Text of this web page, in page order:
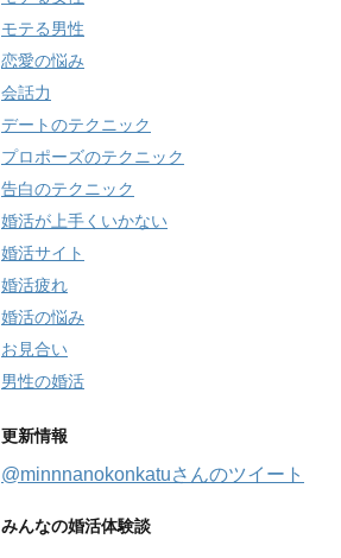
モテる男性
恋愛の悩み
会話力
デートのテクニック
プロポーズのテクニック
告白のテクニック
婚活が上手くいかない
婚活サイト
婚活疲れ
婚活の悩み
お見合い
男性の婚活
更新情報
@minnnanokonkatuさんのツイート
みんなの婚活体験談